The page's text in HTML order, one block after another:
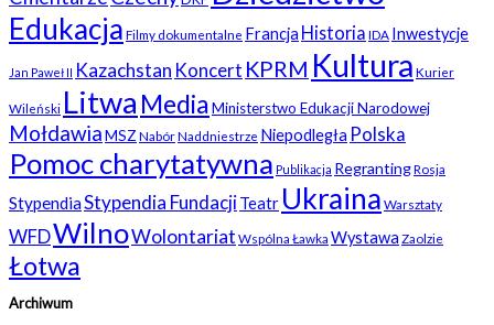
Edukacja Filmy dokumentalne Francja Historia IDA Inwestycje
Jan Paweł II Kazachstan Koncert KPRM Kultura Kurier
Wileński Litwa MediaMinisterstwo Edukacji Narodowej
MołdawiaMSZ NabórNaddniestrze Niepodległa Polska
Pomoc charytatywna Publikacja RegrantingRosja
StypendiaStypendia FundacjiTeatr Ukraina Warsztaty
WFDWilnoWolontariat Wspólna Ławka Wystawa Zaolzie
Łotwa
Archiwum